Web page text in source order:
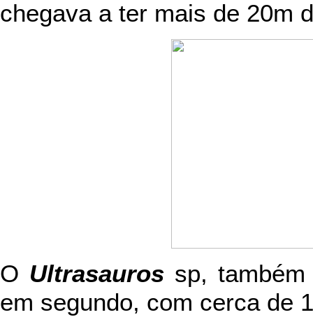
chegava a ter mais de 20m
O Ultrasauros sp,
em segundo, com cerca de